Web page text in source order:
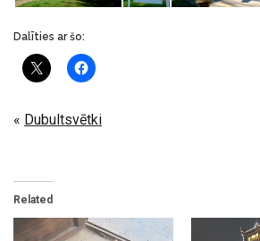
Dalīties ar šo:
« Dubultsvētki
Related